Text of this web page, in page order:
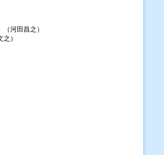
河田昌之）
）